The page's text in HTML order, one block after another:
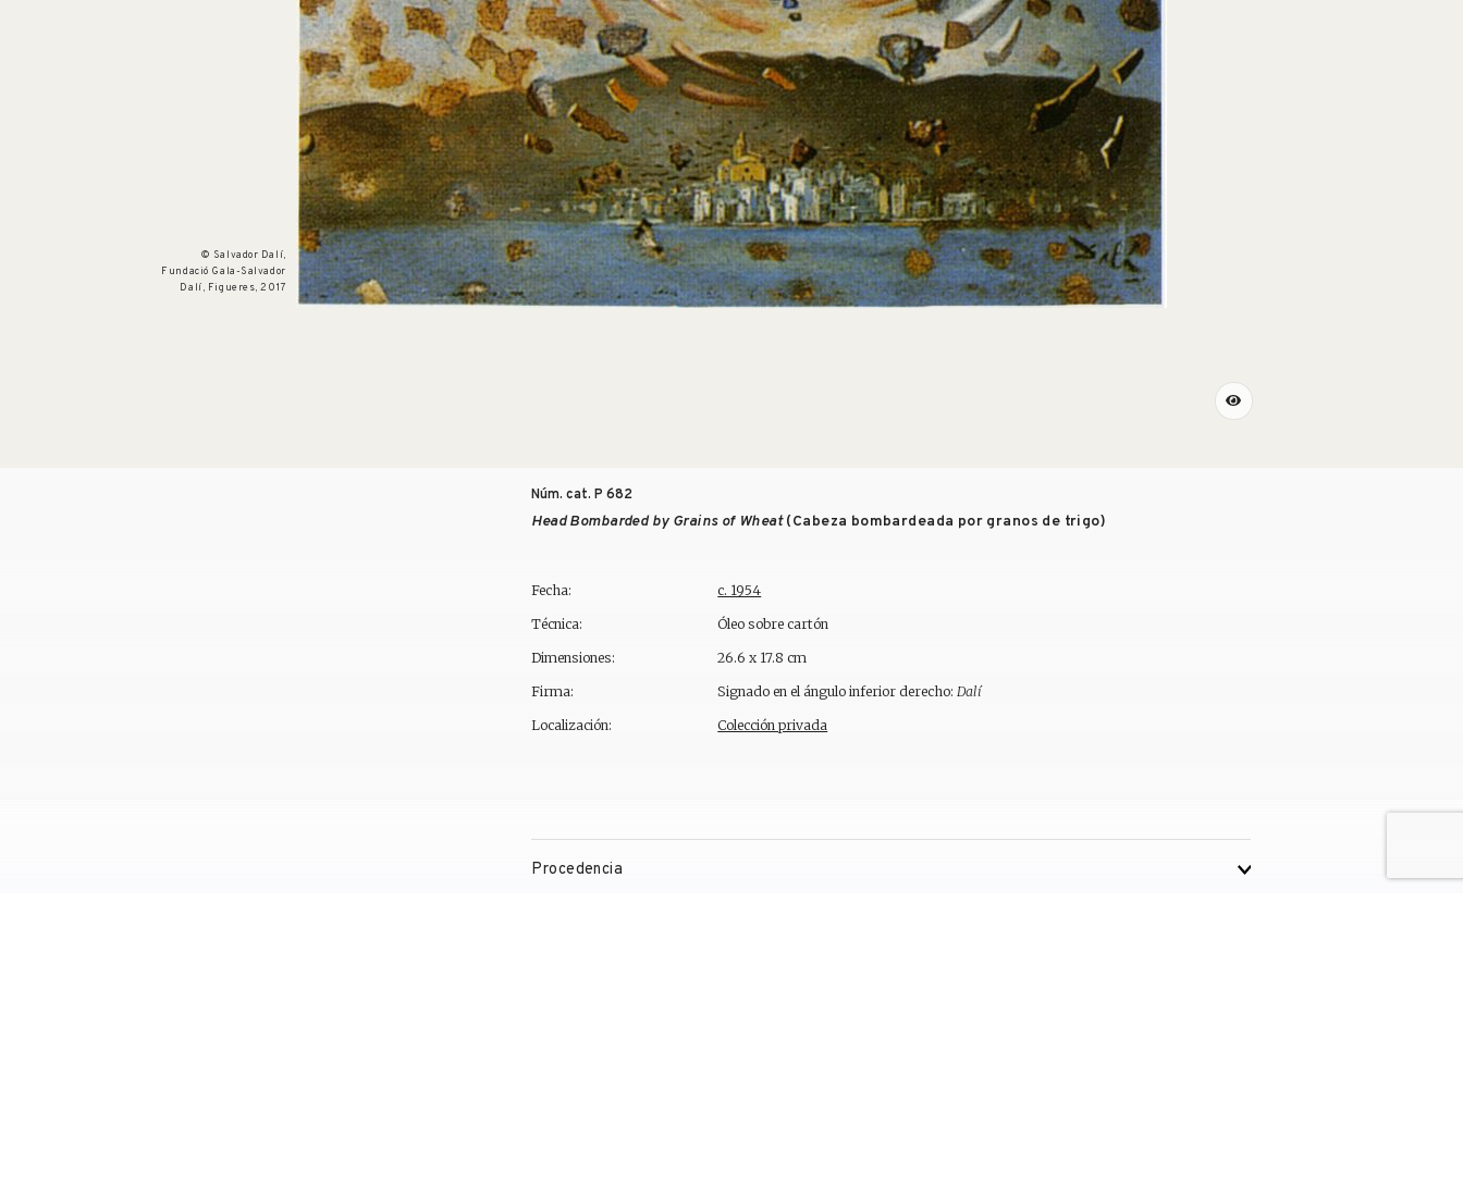
© Salvador Dalí,
Fundació Gala-Salvador
Dalí, Figueres, 2017
Núm. cat. P 682
Head Bombarded by Grains of Wheat(Cabeza bombardeada por granos de trigo)
Fecha: c. 1954
Técnica: Óleo sobre cartón
Dimensiones: 26.6 x 17.8 cm
Firma: Signado en el ángulo inferior derecho: Dalí
Localización: Colección privada
Procedencia